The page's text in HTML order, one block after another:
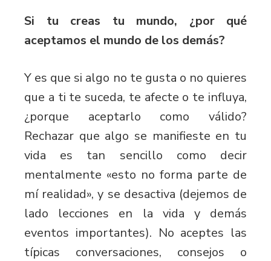
Si tu creas tu mundo, ¿por qué
aceptamos el mundo de los demás?
Y es que si algo no te gusta o no quieres
que a ti te suceda, te afecte o te influya,
¿porque aceptarlo como válido?
Rechazar que algo se manifieste en tu
vida es tan sencillo como decir
mentalmente «esto no forma parte de
mí realidad», y se desactiva (dejemos de
lado lecciones en la vida y demás
eventos importantes). No aceptes las
típicas conversaciones, consejos o